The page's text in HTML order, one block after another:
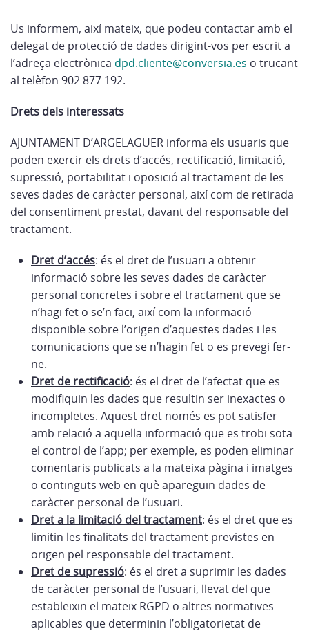
Us informem, així mateix, que podeu contactar amb el
delegat de protecció de dades dirigint-vos per escrit a
l’adreça electrònica dpd.cliente@conversia.es o trucant
al telèfon 902 877 192.
Drets dels interessats
AJUNTAMENT D’ARGELAGUER informa els usuaris que
poden exercir els drets d’accés, rectificació, limitació,
supressió, portabilitat i oposició al tractament de les
seves dades de caràcter personal, així com de retirada
del consentiment prestat, davant del responsable del
tractament.
Dret d’accés: és el dret de l’usuari a obtenir
informació sobre les seves dades de caràcter
personal concretes i sobre el tractament que se
n’hagi fet o se’n faci, així com la informació
disponible sobre l’origen d’aquestes dades i les
comunicacions que se n’hagin fet o es prevegi fer-
ne.
Dret de rectificació: és el dret de l’afectat que es
modifiquin les dades que resultin ser inexactes o
incompletes. Aquest dret només es pot satisfer
amb relació a aquella informació que es trobi sota
el control de l’app; per exemple, es poden eliminar
comentaris publicats a la mateixa pàgina i imatges
o continguts web en què apareguin dades de
caràcter personal de l’usuari.
Dret a la limitació del tractament: és el dret que es
limitin les finalitats del tractament previstes en
origen pel responsable del tractament.
Dret de supressió: és el dret a suprimir les dades
de caràcter personal de l’usuari, llevat del que
estableixin el mateix RGPD o altres normatives
aplicables que determinin l’obligatorietat de